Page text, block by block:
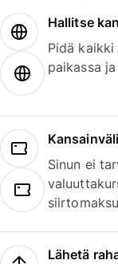
Hallitse
Pidä
paikassa
Sinun ei
Lähetä